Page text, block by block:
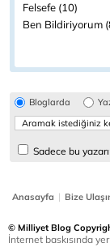
Felsefe (10)
Ben Bildiriyorum
Bloglarda
Sadece bu
Anasayfa | Bize
© Milliyet Blog
İnternet baskısında